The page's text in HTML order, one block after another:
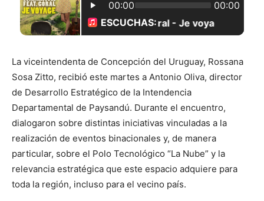
La viceintendenta de Concepción del Uruguay, Rossana
Sosa Zitto, recibió este martes a Antonio Oliva, director
de Desarrollo Estratégico de la Intendencia
Departamental de Paysandú. Durante el encuentro,
dialogaron sobre distintas iniciativas vinculadas a la
realización de eventos binacionales y, de manera
particular, sobre el Polo Tecnológico “La Nube” y la
relevancia estratégica que este espacio adquiere para
toda la región, incluso para el vecino país.